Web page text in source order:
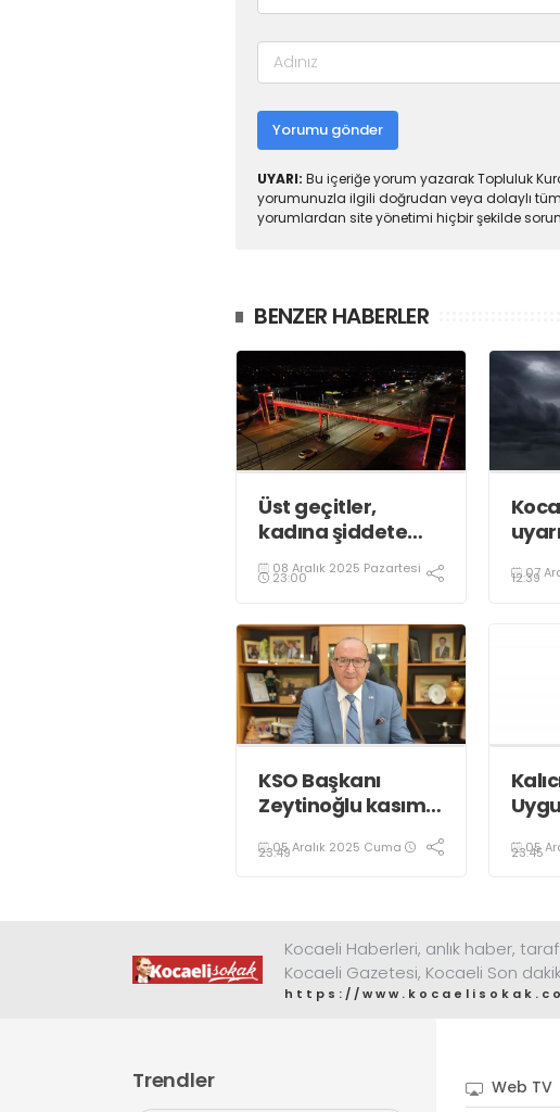
Yorumu gönder
UYARI: Bu içeriğe yorum yazarak Topluluk
yorumunuzla ilgili doğrudan veya dolaylı
yorumlardan site yönetimi hiçbir şekilde
BENZER HABERLER
Üst geçitler,
kadına şiddete
karşı “turuncu”
renkle aydınlatıldı;
08 Aralık 2025 Pazartesi
23:00 07
12:39
KSO Başkanı
Zeytinoğlu kasım
verilerini
05 Aralık 2025 Cuma
23:49 05
23:45
Kocaeli Haberleri, anlık haber,
Kocaeli Gazetesi, Kocaeli Son
https://
Trendler Web TV